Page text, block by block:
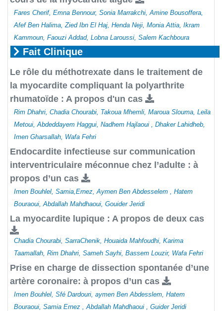
Fares Cherif, Emna Bennour, Sonia Marrakchi, Amine Bousoffera,
Afef Ben Halima, Zied Ibn El Haj, Henda Neji, Monia Attia, Ikram
Kammoun, Faouzi Addad, Lobna Laroussi, Salem Kachboura
Fait Clinique
Le rôle du méthotrexate dans le traitement de
la myocardite compliquant la polyarthrite
rhumatoïde : A propos d'un cas
Rim Dhahri, Chadia Chourabi, Takoua Mhemli, Maroua Slouma, Leila
Metoui, Abdeddayem Haggui, Nadhem Hajlaoui , Dhaker Lahidheb,
Imen Gharsallah, Wafa Fehri
Endocardite infectieuse sur communication
interventriculaire méconnue chez l’adulte : à
propos d’un cas
Imen Bouhlel, Samia,Ernez, Aymen Ben Abdesselem , Hatem
Bouraoui, Abdallah Mahdhaoui, Gouider Jeridi
La myocardite lupique : A propos de deux cas
Chadia Chourabi, SarraChenik, Houaida Mahfoudhi, Karima
Taamallah, Rim Dhahri, Sameh Sayhi, Bassem Louzir, Wafa Fehri
Prise en charge de dissection spontanée d’une
artère coronaire: à propos d’un cas
Imen Bouhlel, Sfé Dardouri, aymen Ben Abdesslem, Hatem
Bouraoui, Samia Ernez , Abdallah Mahdhaoui , Guider Jeridi